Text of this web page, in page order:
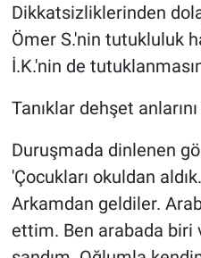
Dikkatsizliklerinden
Ömer S.'nin tutukluluk
İ.K.'nin de
Tanıklar dehşet
Duruşmada dinlenen
'Çocukları okuldan
Arkamdan geldiler.
ettim. Ben arabada biri